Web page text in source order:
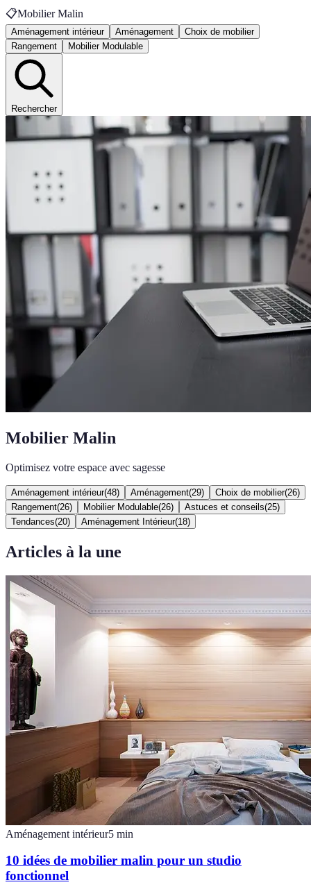
📋Mobilier Malin
Aménagement intérieur Aménagement
Choix de mobilier
Rangement
Mobilier Modulable
Rechercher
Mobilier Malin
Optimisez votre espace avec sagesse
Aménagement intérieur(48) Aménagement(29) Choix de mobilier(26)
Rangement(26) Mobilier Modulable(26) Astuces et conseils(25)
Tendances(20) Aménagement Intérieur(18)
Articles à la une
Aménagement intérieur5 min
10 idées de mobilier malin pour un studio
fonctionnel